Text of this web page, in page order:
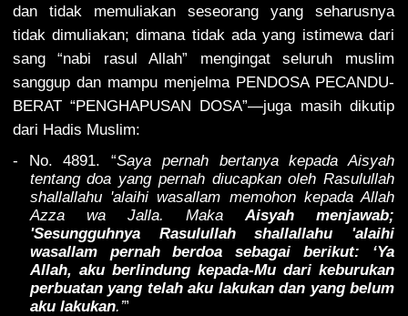
dan tidak memuliakan seseorang yang seharusnya
tidak dimuliakan; dimana tidak ada yang istimewa dari
sang “nabi rasul Allah” mengingat seluruh muslim
sanggup dan mampu menjelma PENDOSA PECANDU-
BERAT “PENGHAPUSAN DOSA”—juga masih dikutip
dari Hadis Muslim:
- No. 4891. “Saya pernah bertanya kepada Aisyah
tentang doa yang pernah diucapkan oleh Rasulullah
shallallahu 'alaihi wasallam memohon kepada Allah
Azza wa Jalla. Maka Aisyah menjawab;
'Sesungguhnya Rasulullah shallallahu 'alaihi
wasallam pernah berdoa sebagai berikut: ‘Ya
Allah, aku berlindung kepada-Mu dari keburukan
perbuatan yang telah aku lakukan dan yang belum
aku lakukan.’”